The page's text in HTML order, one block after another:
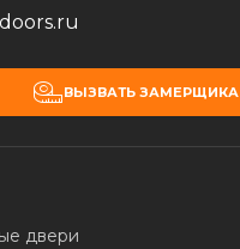
ВЫЗВАТЬ ЗАМЕРЩИКА
двери